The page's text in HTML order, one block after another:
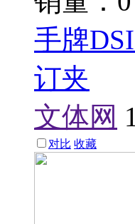
手牌
订夹
文体网
对比 收藏